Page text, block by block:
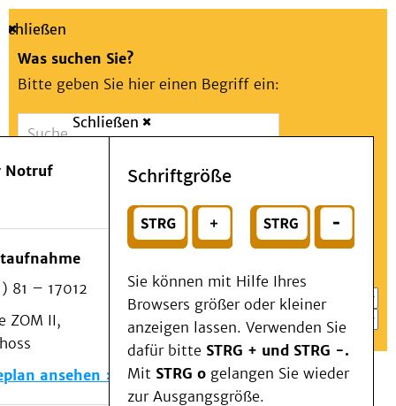
Suche
Schließen
Was suchen Sie?
Bitte geben Sie hier einen Begriff ein:
Suchen
oder
Wählen Sie ein Thema für Ihren Schnelleinstieg
Notfall
Schließen
Notruf
81 – 17012
ZOM II,
ansehen
Schriftgröße
Sie können mit Hilfe Ihres
Browsers größer oder kleiner
anzeigen lassen. Verwenden Sie
dafür bitte STRG + und STRG -.
Mit STRG o gelangen Sie wieder
zur Ausgangsgröße.
Menü
Patienten & Besucher
Kliniken/Institute/Zentren
Als Patient am UKD
Beratung und Unterstützung
Veranstaltungen
Kommunikation im Medizinwesen (KIM)
Notfall
Forschung & Lehre